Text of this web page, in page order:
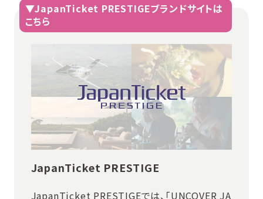
▼JapanTicket PRESTIGEブランドサイトは
こちら
JapanTicket PRESTIGE
JapanTicket PRESTIGEでは、「UNCOVER JA